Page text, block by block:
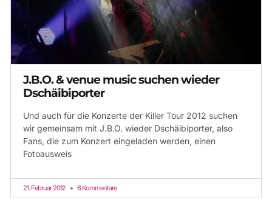
J.B.O. & venue music suchen wieder
Dschäibiporter
Und auch für die Konzerte der Killer Tour 2012 suchen
wir gemeinsam mit J.B.O. wieder Dschäibiporter, also
Fans, die zum Konzert eingeladen werden, einen
Fotoausweis
21. Februar 2012 6 Kommentare